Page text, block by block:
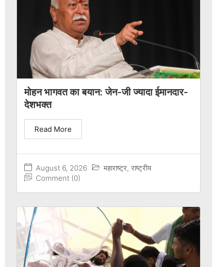
मोहन भागवत का बयान: जेन-जी ज्यादा ईमानदार-
देशभक्त
August 6, 2026 महाराष्ट्र, राष्ट्रीय
Comment (0)
Read More